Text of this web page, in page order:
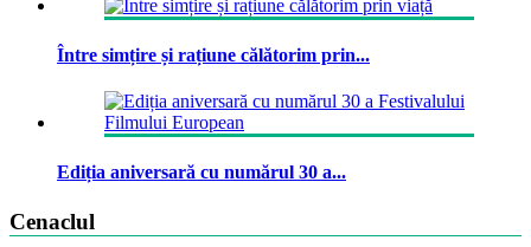
Între simțire și rațiune călătorim prin...
Ediția aniversară cu numărul 30 a...
Cenaclul